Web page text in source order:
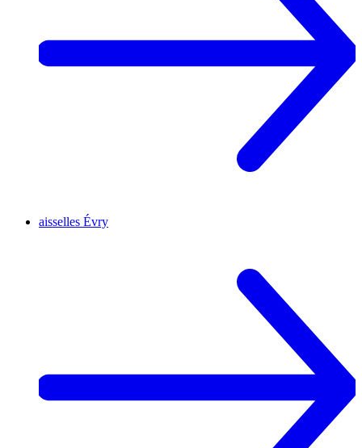
aisselles Évry